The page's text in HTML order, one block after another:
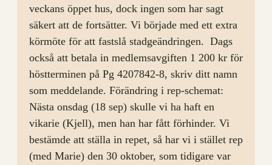
veckans öppet hus, dock ingen som har sagt
säkert att de fortsätter. Vi började med ett extra
körmöte för att fastslå stadgeändringen. Dags
också att betala in medlemsavgiften 1 200 kr för
höstterminen på Pg 4207842-8, skriv ditt namn
som meddelande. Förändring i rep-schemat:
Nästa onsdag (18 sep) skulle vi ha haft en
vikarie (Kjell), men han har fått förhinder. Vi
bestämde att ställa in repet, så har vi i stället rep
(med Marie) den 30 oktober, som tidigare var